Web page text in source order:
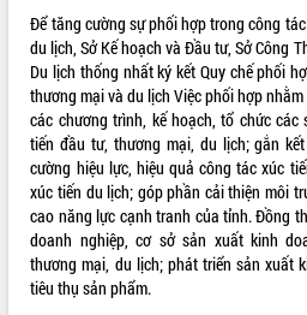
Gặp mặt các cơ quan báo chí nhân Kỷ
niệm 101 năm Ngày Báo chí Cách
mạng Việt Nam
Đắk Lắk sơ kết 4 năm triển khai thực
hiện Đề án 06 của Chính phủ
Họp báo thông tin về Hội nghị Công bố
Quy hoạch và Xúc tiến đầu tư tỉnh Đắk
Lắk
Khơi thông điểm nghẽn, đẩy nhanh
giải ngân vốn khắc phục thiên tai
HĐND tỉnh thông qua điều chỉnh Quy
hoạch tỉnh thời kỳ 2021-2030
Để tăng cường sự phối hợp trong công
du lịch, Sở Kế hoạch và Đầu tư, Sở Công
Du lịch thống nhất ký kết Quy chế phối
thương mại và du lịch Việc phối hợp
các chương trình, kế hoạch, tổ chức
tiến đầu tư, thương mại, du lịch; gắn
cường hiệu lực, hiệu quả công tác xúc
xúc tiến du lịch; góp phần cải thiện môi
cao năng lực cạnh tranh của tỉnh. Đồng
doanh nghiệp, cơ sở sản xuất kinh
thương mại, du lịch; phát triển sản xuất
tiêu thụ sản phẩm.